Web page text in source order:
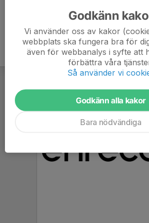
Godkänn
Vi använder oss av kakor
webbplats ska fungera bra för
även för webbanalys i syfte att
förbättra våra
Så använder vi
Godkänn alla kakor
Bara nödvändiga